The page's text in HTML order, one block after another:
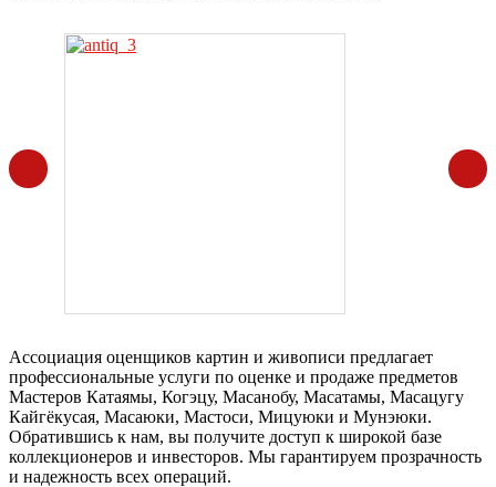
Ассоциация оценщиков картин и живописи предлагает
профессиональные услуги по оценке и продаже предметов
Мастеров Катаямы, Когэцу, Масанобу, Масатамы, Масацугу
Кайгёкусая, Масаюки, Мастоси, Мицуюки и Мунэюки.
Обратившись к нам, вы получите доступ к широкой базе
коллекционеров и инвесторов. Мы гарантируем прозрачность
и надежность всех операций.